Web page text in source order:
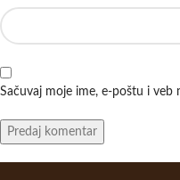
Sačuvaj moje ime, e-poštu i veb